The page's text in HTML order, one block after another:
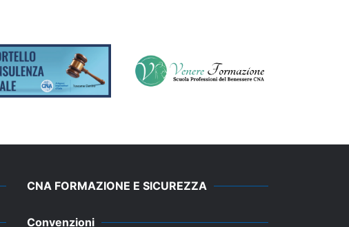
CNA FORMAZIONE E SICUREZZA
Convenzioni